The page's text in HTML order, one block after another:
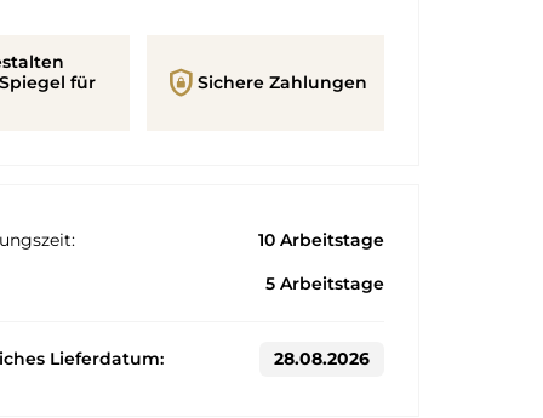
für
shield_lock Sichere Zahlungen
10 Arbeitstage
5 Arbeitstage
Lieferdatum: 28.08.2026